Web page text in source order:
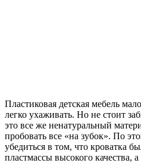
Пластиковая детская мебель
легко ухаживать. Но не стоит
это все же ненатуральный
пробовать все «на зубок». По
убедиться в том, что кроватка
пластмассы высокого качества,